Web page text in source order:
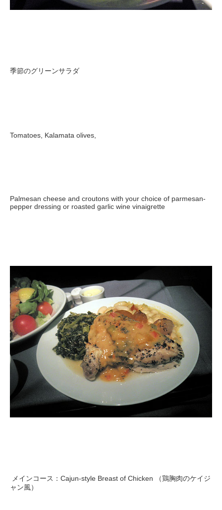
季節のグリーンサラダ
Tomatoes, Kalamata olives,
Palmesan cheese and croutons with your choice of parmesan-
pepper dressing or roasted garlic wine vinaigrette
メインコース：Cajun-style Breast of Chicken （鶏胸肉のケイジ
ャン風）